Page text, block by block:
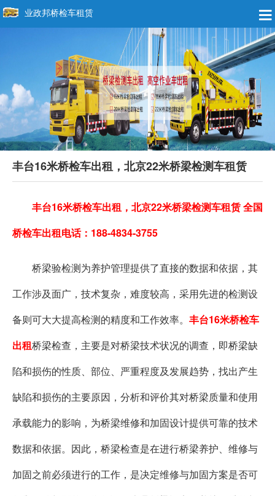
业政邦桥检车租赁
丰台16米桥检车出租，北京22米桥梁检测车租赁
丰台16米桥检车出租，北京22米桥梁检测车租赁 全国
桥检车出租电话：188-4834-3755
桥梁验检测为养护管理提供了直接的数据和依据，其
工作涉及面广，技术复杂，难度较高，采用先进的检测设
备则可大大提高检测的精度和工作效率。 丰台16米桥检车
出租桥梁检查，主要是对桥梁技术状况的调查，即桥梁缺
陷和损伤的性质、部位、严重程度及发展趋势，找出产生
缺陷和损伤的主要原因，分析和评价其对桥梁质量和使用
承载能力的影响，为桥梁维修和加固设计提供可靠的技术
数据和依据。因此，桥梁检查是在进行桥梁养护、维修与
加固之前必须进行的工作，是决定维修与加固方案是否可